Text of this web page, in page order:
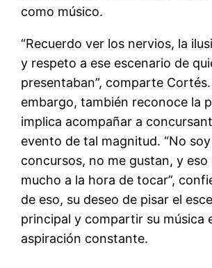
como músico.
“Recuerdo ver los nervios, la
y respeto a ese escenario de
presentaban”, comparte Cortés.
embargo, también reconoce la
implica acompañar a
evento de tal magnitud. “No
concursos, no me gustan, y eso
mucho a la hora de tocar”,
de eso, su deseo de pisar el
principal y compartir su música
aspiración constante.